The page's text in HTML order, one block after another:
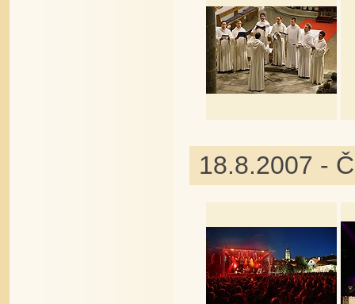
18.8.2007 -